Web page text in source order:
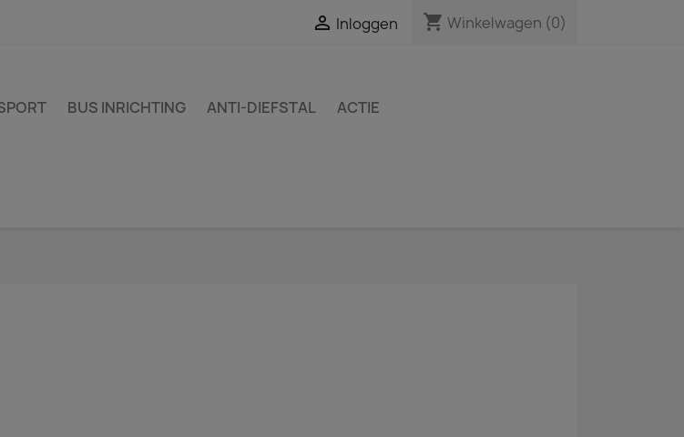
 Inloggen shopping_cart Winkelwagen (0)
BUS INRICHTING ANTI-DIEFSTAL ACTIE